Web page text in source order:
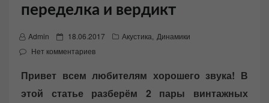
переделка и вердикт
Admin
P
o
t
e
18.06.2017 Акустика Динамики
Нет комментариев
Привет всем любителям хорошего звука! В
этой статье разберём 2 пары винтажных